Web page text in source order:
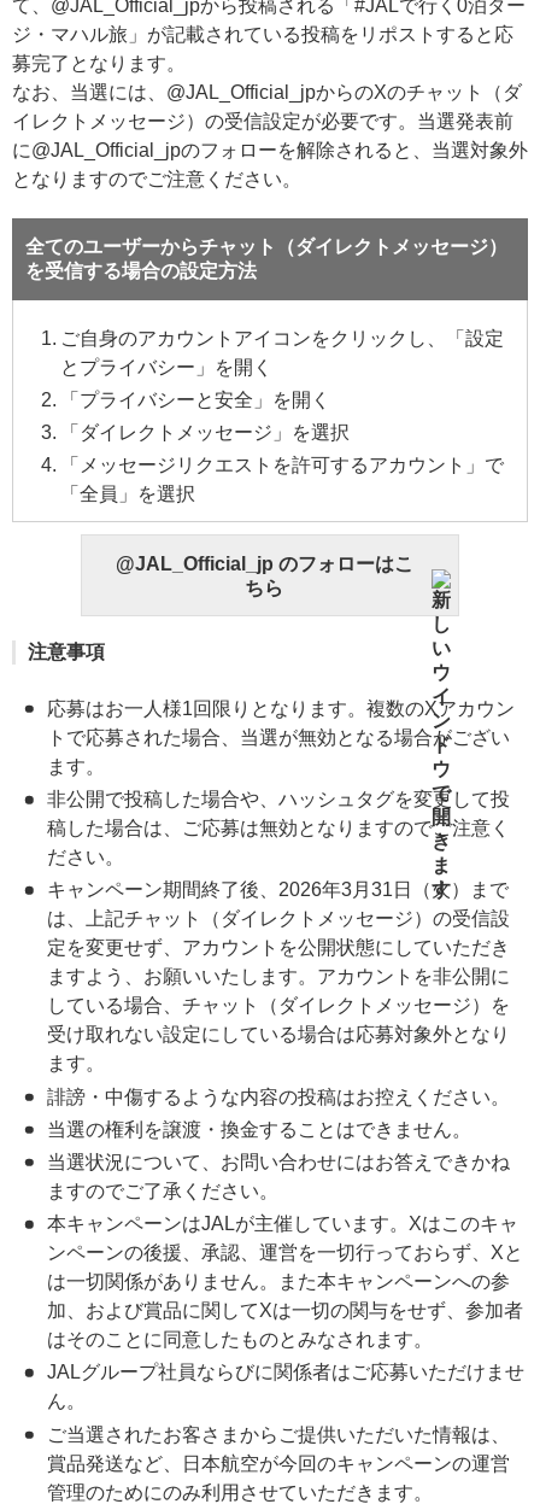
て、@JAL_Official_jpから投稿される「#JALで行く0泊ター
ジ・マハル旅」が記載されている投稿をリポストすると応
募完了となります。
なお、当選には、@JAL_Official_jpからのXのチャット（ダ
イレクトメッセージ）の受信設定が必要です。当選発表前
に@JAL_Official_jpのフォローを解除されると、当選対象外
となりますのでご注意ください。
全てのユーザーからチャット（ダイレクトメッセージ）
を受信する場合の設定方法
ご自身のアカウントアイコンをクリックし、「設定
とプライバシー」を開く
「プライバシーと安全」を開く
「ダイレクトメッセージ」を選択
「メッセージリクエストを許可するアカウント」で
「全員」を選択
@JAL_Official_jp のフォローはこ
ちら
注意事項
応募はお一人様1回限りとなります。複数のXアカウン
トで応募された場合、当選が無効となる場合がござい
ます。
非公開で投稿した場合や、ハッシュタグを変更して投
稿した場合は、ご応募は無効となりますのでご注意く
ださい。
キャンペーン期間終了後、2026年3月31日（火）まで
は、上記チャット（ダイレクトメッセージ）の受信設
定を変更せず、アカウントを公開状態にしていただき
ますよう、お願いいたします。アカウントを非公開に
している場合、チャット（ダイレクトメッセージ）を
受け取れない設定にしている場合は応募対象外となり
ます。
誹謗・中傷するような内容の投稿はお控えください。
当選の権利を譲渡・換金することはできません。
当選状況について、お問い合わせにはお答えできかね
ますのでご了承ください。
本キャンペーンはJALが主催しています。Xはこのキャ
ンペーンの後援、承認、運営を一切行っておらず、Xと
は一切関係がありません。また本キャンペーンへの参
加、および賞品に関してXは一切の関与をせず、参加者
はそのことに同意したものとみなされます。
JALグループ社員ならびに関係者はご応募いただけませ
ん。
ご当選されたお客さまからご提供いただいた情報は、
賞品発送など、日本航空が今回のキャンペーンの運営
管理のためにのみ利用させていただきます。